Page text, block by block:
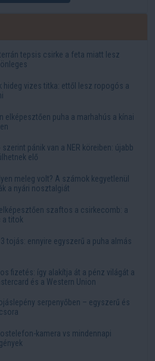
tepsis csirke a feta miatt lesz
hideg vizes titka: ettől lesz ropogós a
elképesztően puha a marhahús a kínai
pánik van a NER köreiben: újabb
elő
meleg volt? A számok kegyetlenül
a nyári nosztalgiát
szaftos a csirkecomb: a
a titok
tojás: ennyire egyszerű a puha almás
fizetés: így alakítja át a pénz világát a
és a Western Union
serpenyőben – egyszerű és
kamera vs mindennapi